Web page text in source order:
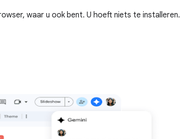
waar u ook bent. U hoeft niets te installeren.